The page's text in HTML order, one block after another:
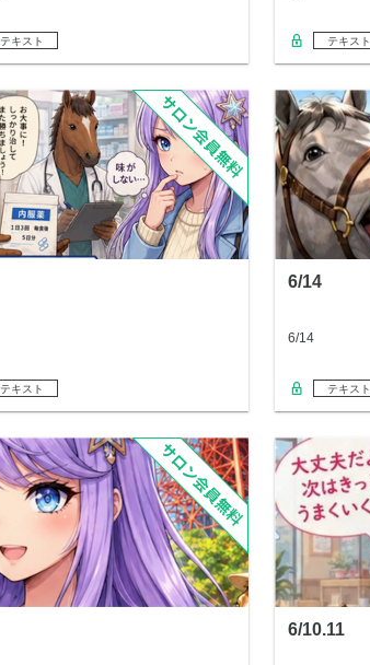
テキスト テキスト
テキスト
6/14
6/14
テキスト
6/10.11